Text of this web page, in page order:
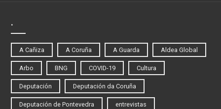
.
A Cañiza A Coruña A Guarda Aldea Global
Arbo BNG COVID-19 Cultura
Deputación Deputación da Coruña
Deputación de Pontevedra entrevistas